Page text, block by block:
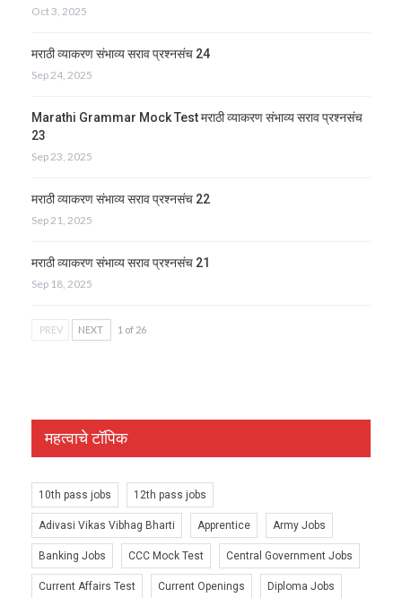
Oct 3, 2025
मराठी व्याकरण संभाव्य सराव प्रश्नसंच 24
Sep 24, 2025
Marathi Grammar Mock Test मराठी व्याकरण संभाव्य सराव प्रश्नसंच
23
Sep 23, 2025
मराठी व्याकरण संभाव्य सराव प्रश्नसंच 22
Sep 21, 2025
मराठी व्याकरण संभाव्य सराव प्रश्नसंच 21
Sep 18, 2025
PREV NEXT 1 of 26
महत्वाचे टॉपिक
10th pass jobs 12th pass jobs
Adivasi Vikas Vibhag Bharti Apprentice Army Jobs
Banking Jobs CCC Mock Test Central Government Jobs
Current Affairs Test Current Openings Diploma Jobs